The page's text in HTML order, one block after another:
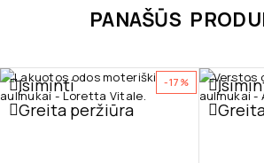
PANAŠŪS
-17%
Įsiminti
Greita peržiūra